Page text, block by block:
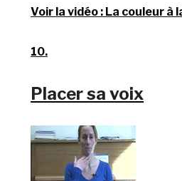
Voir la vidéo : La couleur à
10.
Placer sa voix